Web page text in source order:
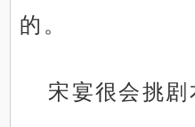
的。
宋宴很会挑剧